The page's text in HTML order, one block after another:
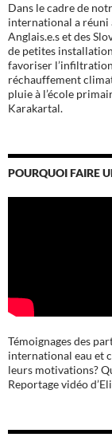
Dans le cadre de
international a réuni
Anglais.e.s et des
de petites
favoriser
réchauffement
pluie à l’école
Karakartal.
POURQUOI FAIRE
Témoignages des
international eau et
leurs motivations?
Reportage vidéo